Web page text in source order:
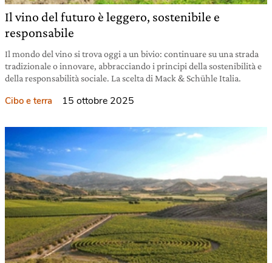
Il vino del futuro è leggero, sostenibile e
responsabile
Il mondo del vino si trova oggi a un bivio: continuare su una strada
tradizionale o innovare, abbracciando i principi della sostenibilità e
della responsabilità sociale. La scelta di Mack & Schühle Italia.
Cibo e terra 15 ottobre 2025